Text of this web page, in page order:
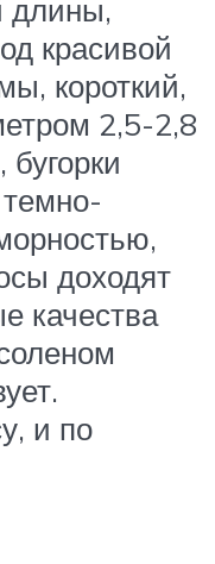
длины,
красивой
короткий,
2,5-2,8
доходят
качества
и по